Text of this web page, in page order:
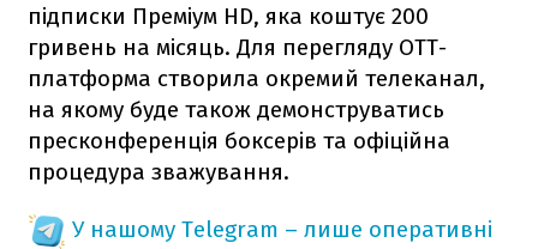
підписки Преміум HD, яка коштує 200
гривень на місяць. Для перегляду ОТТ-
платформа створила окремий телеканал,
на якому буде також демонструватись
пресконференція боксерів та офіційна
процедура зважування.
У нашому Telegram – лише оперативні